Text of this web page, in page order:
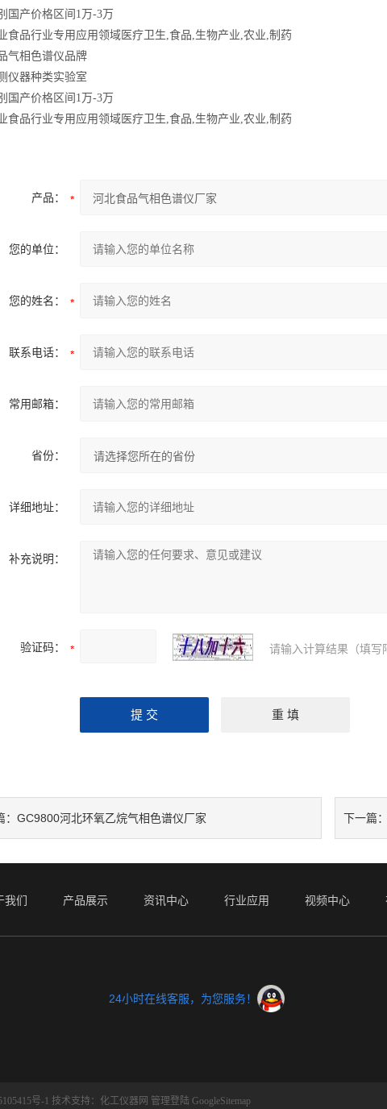
国产价格区间1万-3万
食品行业专用应用领域医疗卫生,食品,生物产业,农业,制药
气相色谱仪品牌
仪器种类实验室
国产价格区间1万-3万
食品行业专用 应用领域医疗卫生,食品,生物产业,农业,制药
产品：
您的单位：
您的姓名：
联系电话：
常用邮箱：
省份：
详细地址：
补充说明：
验证码： 请输入计算结果（填写
： GC9800河北环氧乙烷气相色谱仪厂家 下一篇
我们 产品展示 资讯中心 行业应用 视频中心
24小时在线客服，为您服务！
号-1 技术支持： 化工仪器网 管理登陆 GoogleSitemap